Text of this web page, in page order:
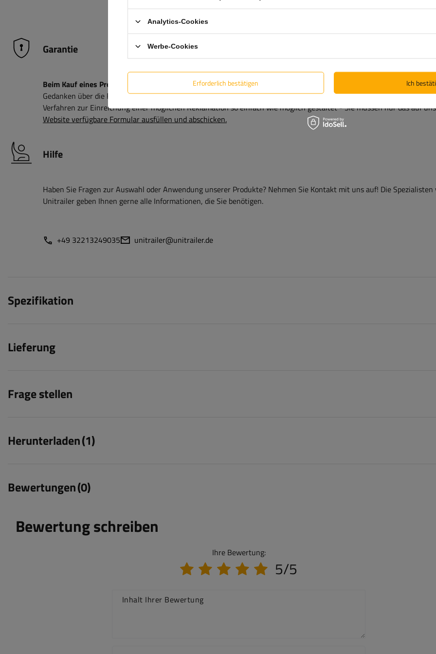
Z-11A
Garantie
Beim Kauf eines Produkts aus unserem Sortiment erhalten Sie eine 2-jährige Garantie.
So können Sie es nutzen,
Gedanken über die Folgen eines möglichen Defekts zu machen. Da wir uns um Ihre Zufriedenheit kümmern, haben wir
Verfahren zur Einreichung einer möglichen Reklamation so einfach wie möglich gestaltet - Sie müssen nur das auf
Website verfügbare Formular ausfüllen und abschicken.
Hilfe
Haben Sie Fragen zur Auswahl oder Anwendung unserer Produkte? Nehmen Sie Kontakt mit uns auf! Die Spezialisten
Unitrailer geben Ihnen gerne alle Informationen, die Sie benötigen.
+49 32213249035 unitrailer@unitrailer.de
Spezifikation
Lieferung
Frage stellen
Herunterladen(1)
Bewertungen(0)
Bewertung schreiben
Ihre Bewertung:
5/5
Inhalt Ihrer Bewertung
Analytics-Cookies
Werbe-Cookies
Erforderlich bestätigen Ich